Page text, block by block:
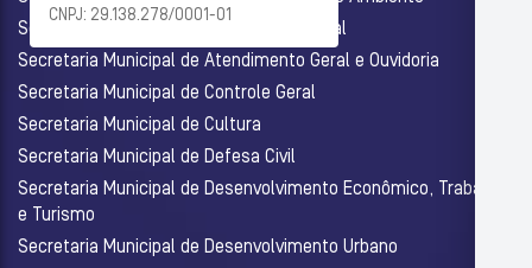
CNPJ: 29.138.278/0001-01
Secretaria Municipal de Assistência Social
Secretaria Municipal de Atendimento Geral e Ouvidoria
Secretaria Municipal de Controle Geral
Secretaria Municipal de Cultura
Secretaria Municipal de Defesa Civil
Secretaria Municipal de Desenvolvimento Econômico, Trabalho
e Turismo
Secretaria Municipal de Desenvolvimento Urbano